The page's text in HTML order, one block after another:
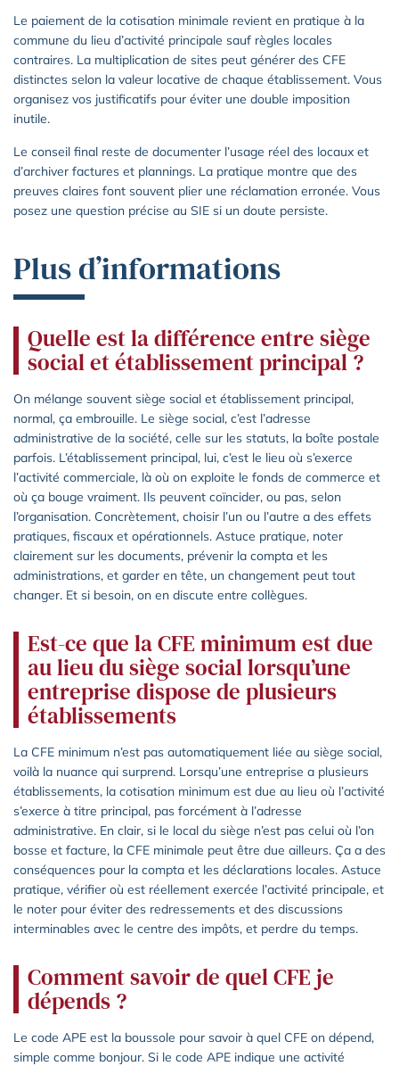
Le paiement de la cotisation minimale revient en pratique à la
commune du lieu d’activité principale sauf règles locales
contraires. La multiplication de sites peut générer des CFE
distinctes selon la valeur locative de chaque établissement. Vous
organisez vos justificatifs pour éviter une double imposition
inutile.
Le conseil final reste de documenter l’usage réel des locaux et
d’archiver factures et plannings. La pratique montre que des
preuves claires font souvent plier une réclamation erronée. Vous
posez une question précise au SIE si un doute persiste.
Plus d’informations
Quelle est la différence entre siège
social et établissement principal ?
On mélange souvent siège social et établissement principal,
normal, ça embrouille. Le siège social, c’est l’adresse
administrative de la société, celle sur les statuts, la boîte postale
parfois. L’établissement principal, lui, c’est le lieu où s’exerce
l’activité commerciale, là où on exploite le fonds de commerce et
où ça bouge vraiment. Ils peuvent coïncider, ou pas, selon
l’organisation. Concrètement, choisir l’un ou l’autre a des effets
pratiques, fiscaux et opérationnels. Astuce pratique, noter
clairement sur les documents, prévenir la compta et les
administrations, et garder en tête, un changement peut tout
changer. Et si besoin, on en discute entre collègues.
Est-ce que la CFE minimum est due
au lieu du siège social lorsqu’une
entreprise dispose de plusieurs
établissements
La CFE minimum n’est pas automatiquement liée au siège social,
voilà la nuance qui surprend. Lorsqu’une entreprise a plusieurs
établissements, la cotisation minimum est due au lieu où l’activité
s’exerce à titre principal, pas forcément à l’adresse
administrative. En clair, si le local du siège n’est pas celui où l’on
bosse et facture, la CFE minimale peut être due ailleurs. Ça a des
conséquences pour la compta et les déclarations locales. Astuce
pratique, vérifier où est réellement exercée l’activité principale, et
le noter pour éviter des redressements et des discussions
interminables avec le centre des impôts, et perdre du temps.
Comment savoir de quel CFE je
dépends ?
Le code APE est la boussole pour savoir à quel CFE on dépend,
simple comme bonjour. Si le code APE indique une activité